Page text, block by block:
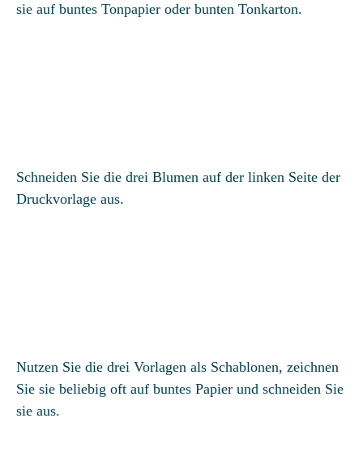
sie auf buntes Tonpapier oder bunten Tonkarton.
Schneiden Sie die drei Blumen auf der linken Seite der
Druckvorlage aus.
Nutzen Sie die drei Vorlagen als Schablonen, zeichnen
Sie sie beliebig oft auf buntes Papier und schneiden Sie
sie aus.